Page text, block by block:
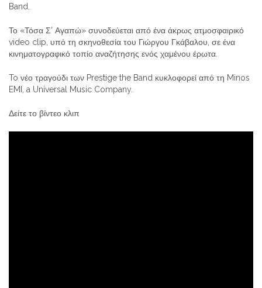
Band.
Το «Τόσα Σ’ Αγαπώ» συνοδεύεται από ένα άκρως ατμοσφαιρικό
video clip, υπό τη σκηνοθεσία του Γιώργου Γκάβαλου, σε ένα
κινηματογραφικό τοπίο αναζήτησης ενός χαμένου έρωτα.
To νέο τραγούδι των Prestige the Band κυκλοφορεί από τη Minos
EMI, a Universal Music Company.
Δείτε το βίντεο κλιπ